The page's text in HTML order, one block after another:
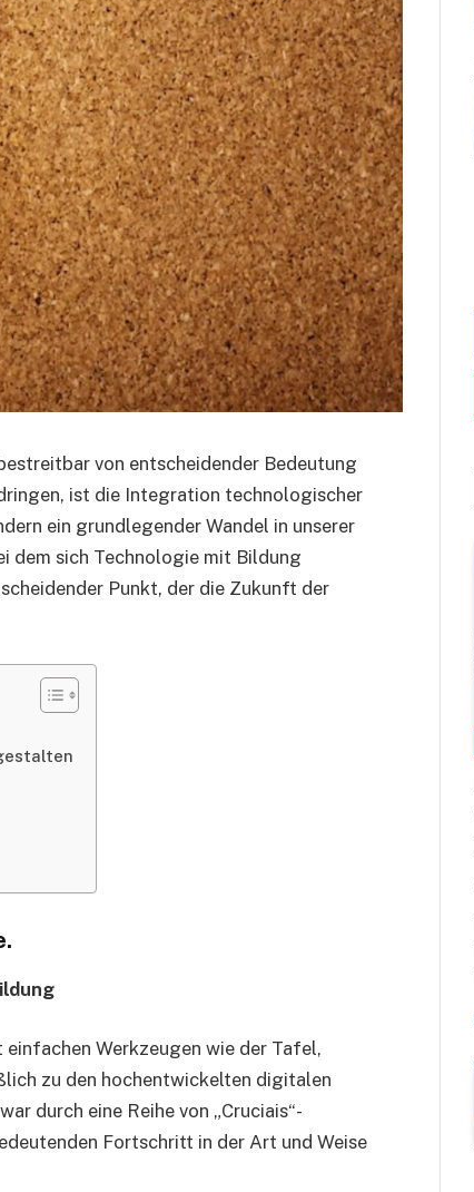
von entscheidender Bedeutung
ist die Integration technologischer
ein grundlegender Wandel in unserer
dem sich Technologie mit Bildung
Punkt, der die Zukunft der
Werkzeugen wie der Tafel,
zu den hochentwickelten digitalen
durch eine Reihe von „Cruciais“-
Fortschritt in der Art und Weise